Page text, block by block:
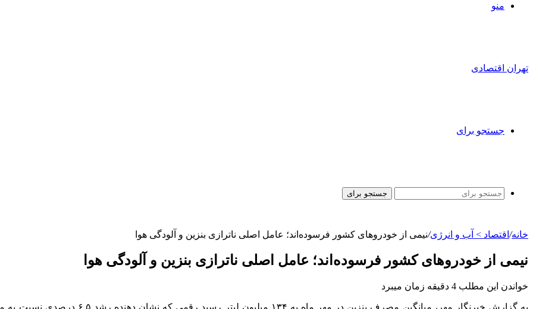
منو
تهران اقتصادی
جستجو برای
جستجو برای
خانه/ اقتصاد > آب و انرژی/نیمی از خودروهای کشور فرسوده‌اند؛ عامل اصلی ناترازی بنزین و آلودگی هوا
نیمی از خودروهای کشور فرسوده‌اند؛ عامل اصلی ناترازی بنزین و آلودگی هوا
خواندن این مطلب 4 دقیقه زمان میبرد
به گزارش خبرنگار مهر، میانگین مصرف